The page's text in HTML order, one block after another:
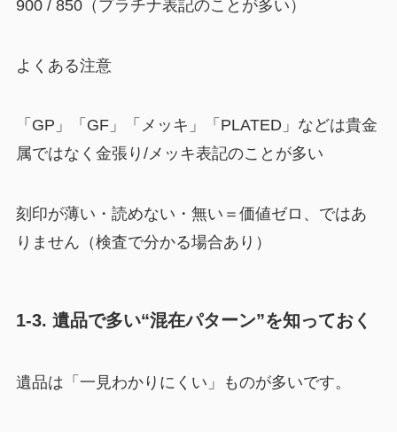
900 / 850（プラチナ表記のことが多い）
よくある注意
「GP」「GF」「メッキ」「PLATED」などは貴金
属ではなく金張り/メッキ表記のことが多い
刻印が薄い・読めない・無い＝価値ゼロ、ではあ
りません（検査で分かる場合あり）
1-3. 遺品で多い“混在パターン”を知っておく
遺品は「一見わかりにくい」ものが多いです。